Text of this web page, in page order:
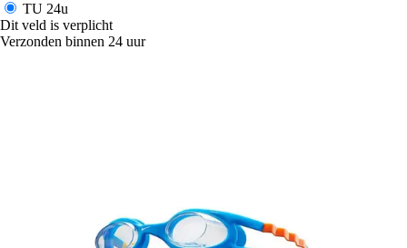
TU 24u
Dit veld is verplicht
Verzonden binnen 24 uur